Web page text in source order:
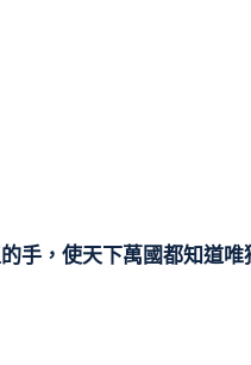
手，使天下萬國都知道唯